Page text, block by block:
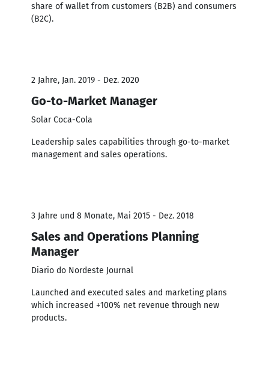
share of wallet from customers (B2B) and consumers
(B2C).
2 Jahre, Jan. 2019 - Dez. 2020
Go-to-Market Manager
Solar Coca-Cola
Leadership sales capabilities through go-to-market
management and sales operations.
3 Jahre und 8 Monate, Mai 2015 - Dez. 2018
Sales and Operations Planning
Manager
Diario do Nordeste Journal
Launched and executed sales and marketing plans
which increased +100% net revenue through new
products.